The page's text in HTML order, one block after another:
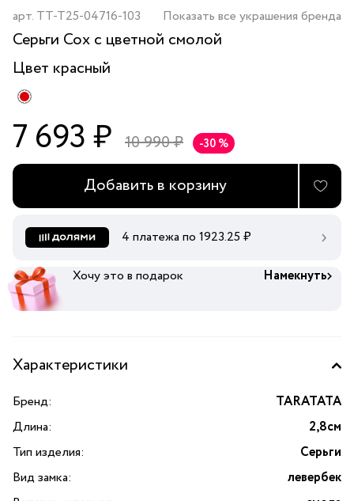
арт. TT-T25-04716-103 Показать все украшения бренда
Серьги Cox с цветной смолой
Цвет красный
7 693 ₽ 10 990 ₽ -30 %
Добавить в корзину
4 платежа по 1923.25 ₽
Хочу это в подарок Намекнуть
Характеристики
Бренд:
TARATATA
Длина:
2,8см
Тип изделия:
Серьги
Вид замка:
левербек